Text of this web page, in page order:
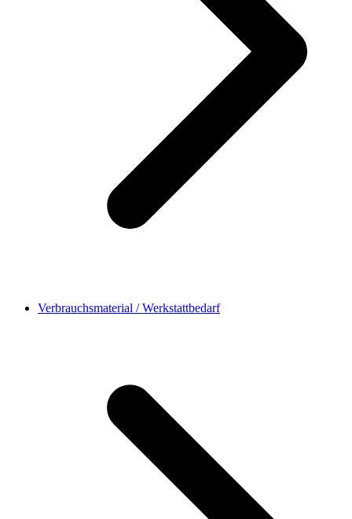
Verbrauchsmaterial / Werkstattbedarf